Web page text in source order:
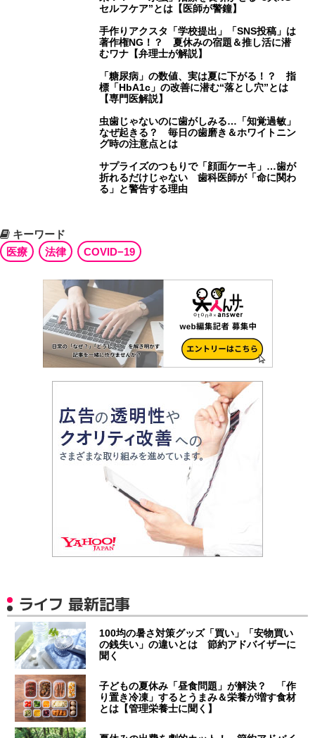
セルフケア”とは【医師が警鐘】
手作りアクスタ「学校提出」「SNS投稿」は
著作権NG！？ 夏休みの宿題＆推し活に潜
むワナ【弁理士が解説】
「糖尿病」の数値、実は夏に下がる！？ 指
標「HbA1c」の改善に潜む“落とし穴”とは
【専門医解説】
虫歯じゃないのに歯がしみる…「知覚過敏」
なぜ起きる？ 毎日の歯磨き＆ホワイトニン
グ時の注意点とは
サプライズのつもりで「顔面ケーキ」…歯が
折れるだけじゃない 歯科医師が「命に関わ
る」と警告する理由
キーワード
医療
法律 COVID−19
ライフ 最新記事
100均の暑さ対策グッズ「買い」「安物買い
の銭失い」の違いとは 節約アドバイザーに
聞く
子どもの夏休み「昼食問題」が解決？ 「作
り置き冷凍」するとうまみ＆栄養が増す食材
とは【管理栄養士に聞く】